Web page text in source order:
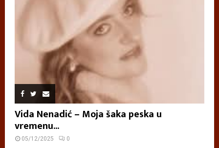
Vida Nenadić – Moja šaka peska u
vremenu...
05/12/2025 0